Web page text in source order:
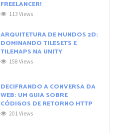
FREELANCER!
113 Views
ARQUITETURA DE MUNDOS 2D:
DOMINANDO TILESETS E
TILEMAPS NA UNITY
158 Views
DECIFRANDO A CONVERSA DA
WEB: UM GUIA SOBRE
CÓDIGOS DE RETORNO HTTP
201 Views